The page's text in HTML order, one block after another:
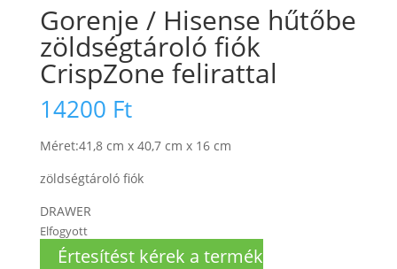
Gorenje / Hisense hűtőbe
zöldségtároló fiók
CrispZone felirattal
14200 Ft
Méret:41,8 cm x 40,7 cm x 16 cm
zöldségtároló fiók
DRAWER
Elfogyott
Értesítést kérek a termék